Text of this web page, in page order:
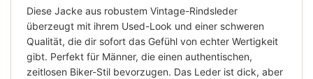
Diese Jacke aus robustem Vintage-Rindsleder
überzeugt mit ihrem Used-Look und einer schweren
Qualität, die dir sofort das Gefühl von echter Wertigkeit
gibt. Perfekt für Männer, die einen authentischen,
zeitlosen Biker-Stil bevorzugen. Das Leder ist dick, aber